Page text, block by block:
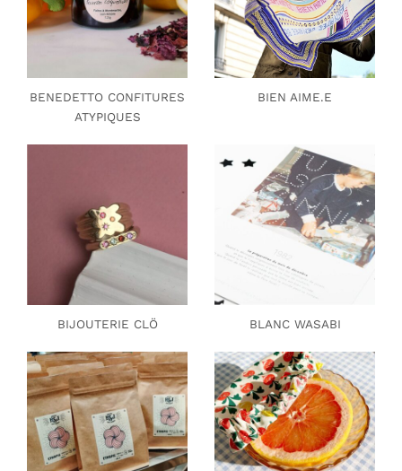
BENEDETTO CONFITURES
ATYPIQUES
BIEN AIME.E
BIJOUTERIE CLÖ BLANC WASABI